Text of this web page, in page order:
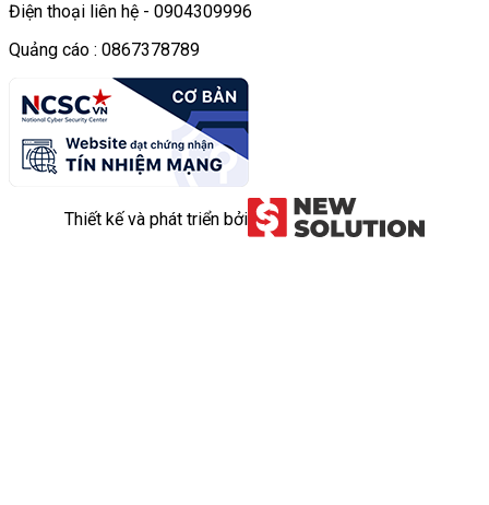
Điện thoại liên hệ - 0904309996
Quảng cáo : 0867378789
Thiết kế và phát triển bởi